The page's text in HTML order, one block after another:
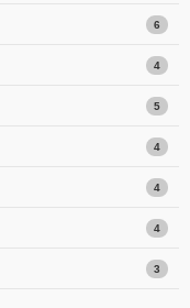
6
4
5
4
4
4
3